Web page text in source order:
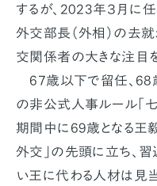
するが、2023年３月に
外交部長（外相）の去
交関係者の大きな注目を
67歳以下で留任、68
の非公式人事ルール「
期間中に69歳となる王
外交」の先頭に立ち、
い王に代わる人材は見当